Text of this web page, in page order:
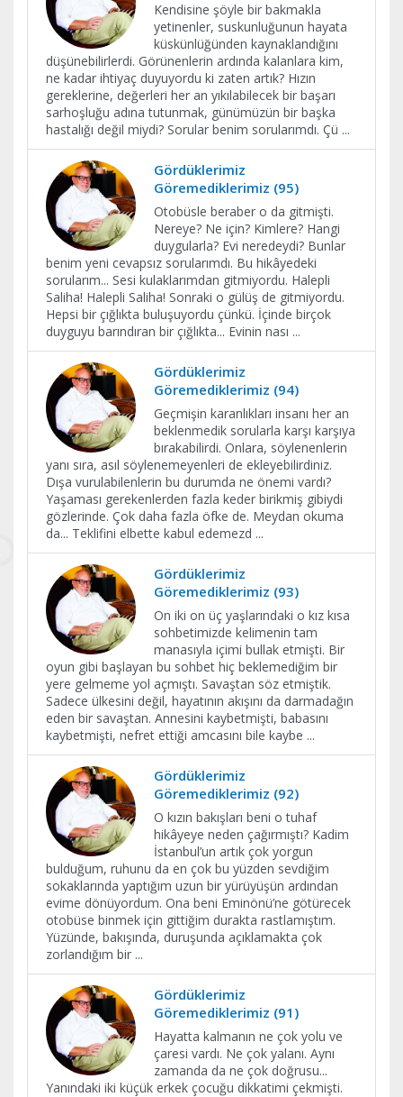
Kendisine şöyle bir bakmakla
yetinenler, suskunluğunun hayata
küskünlüğünden kaynaklandığını
düşünebilirlerdi. Görünenlerin ardında kalanlara kim,
ne kadar ihtiyaç duyuyordu ki zaten artık? Hızın
gereklerine, değerleri her an yıkılabilecek bir başarı
sarhoşluğu adına tutunmak, günümüzün bir başka
hastalığı değil miydi? Sorular benim sorularımdı. Çü ...
Gördüklerimiz
Göremediklerimiz (95)
Otobüsle beraber o da gitmişti.
Nereye? Ne için? Kimlere? Hangi
duygularla? Evi neredeydi? Bunlar
benim yeni cevapsız sorularımdı. Bu hikâyedeki
sorularım... Sesi kulaklarımdan gitmiyordu. Halepli
Saliha! Halepli Saliha! Sonraki o gülüş de gitmiyordu.
Hepsi bir çığlıkta buluşuyordu çünkü. İçinde birçok
duyguyu barındıran bir çığlıkta... Evinin nası ...
Gördüklerimiz
Göremediklerimiz (94)
Geçmişin karanlıkları insanı her an
beklenmedik sorularla karşı karşıya
bırakabilirdi. Onlara, söylenenlerin
yanı sıra, asıl söylenemeyenleri de ekleyebilirdiniz.
Dışa vurulabilenlerin bu durumda ne önemi vardı?
Yaşaması gerekenlerden fazla keder birikmiş gibiydi
gözlerinde. Çok daha fazla öfke de. Meydan okuma
da... Teklifini elbette kabul edemezd ...
Gördüklerimiz
Göremediklerimiz (93)
On iki on üç yaşlarındaki o kız kısa
sohbetimizde kelimenin tam
manasıyla içimi bullak etmişti. Bir
oyun gibi başlayan bu sohbet hiç beklemediğim bir
yere gelmeme yol açmıştı. Savaştan söz etmiştik.
Sadece ülkesini değil, hayatının akışını da darmadağın
eden bir savaştan. Annesini kaybetmişti, babasını
kaybetmişti, nefret ettiği amcasını bile kaybe ...
Gördüklerimiz
Göremediklerimiz (92)
O kızın bakışları beni o tuhaf
hikâyeye neden çağırmıştı? Kadim
İstanbul’un artık çok yorgun
bulduğum, ruhunu da en çok bu yüzden sevdiğim
sokaklarında yaptığım uzun bir yürüyüşün ardından
evime dönüyordum. Ona beni Eminönü’ne götürecek
otobüse binmek için gittiğim durakta rastlamıştım.
Yüzünde, bakışında, duruşunda açıklamakta çok
zorlandığım bir ...
Gördüklerimiz
Göremediklerimiz (91)
Hayatta kalmanın ne çok yolu ve
çaresi vardı. Ne çok yalanı. Aynı
zamanda da ne çok doğrusu...
Yanındaki iki küçük erkek çocuğu dikkatimi çekmişti.